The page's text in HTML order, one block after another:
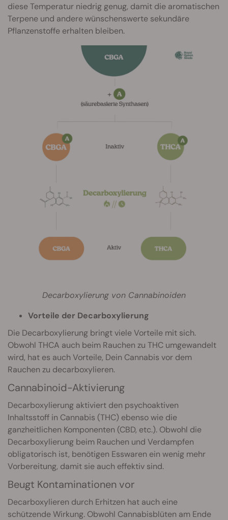
diese Temperatur niedrig genug, damit die aromatischen
Terpene und andere wünschenswerte sekundäre
Pflanzenstoffe erhalten bleiben.
Decarboxylierung von Cannabinoiden
Vorteile der Decarboxylierung
Die Decarboxylierung bringt viele Vorteile mit sich.
Obwohl THCA auch beim Rauchen zu THC umgewandelt
wird, hat es auch Vorteile, Dein Cannabis vor dem
Rauchen zu decarboxylieren.
Cannabinoid-Aktivierung
Decarboxylierung aktiviert den psychoaktiven
Inhaltsstoff in Cannabis (THC) ebenso wie die
ganzheitlichen Komponenten (CBD, etc.). Obwohl die
Decarboxylierung beim Rauchen und Verdampfen
obligatorisch ist, benötigen Esswaren ein wenig mehr
Vorbereitung, damit sie auch effektiv sind.
Beugt Kontaminationen vor
Decarboxylieren durch Erhitzen hat auch eine
schützende Wirkung. Obwohl Cannabisblüten am Ende